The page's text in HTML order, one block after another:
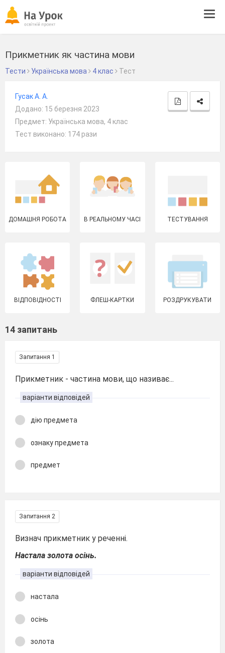
Прикметник як частина мови
Тести Українська мова 4 клас Тест
Гусак А. А.
Додано: 15 березня 2023
Предмет: Українська мова, 4 клас
Тест виконано: 174 рази
ДОМАШНЯ РОБОТА В РЕАЛЬНОМУ ЧАСІ ТЕСТУВАННЯ
ВІДПОВІДНОСТІ ФЛЕШ-КАРТКИ РОЗДРУКУВАТИ
14 запитань
Запитання 1
Прикметник - частина мови, що називає...
варіанти відповідей
дію предмета
ознаку предмета
предмет
Запитання 2
Визнач прикметник у реченні.
Настала золота осінь.
варіанти відповідей
настала
осінь
золота